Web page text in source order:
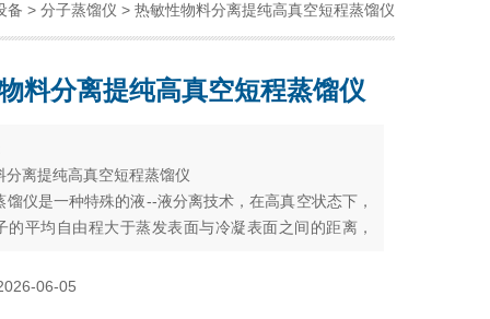
备 > 分子蒸馏仪 > 热敏性物料分离提纯高真空短程蒸馏仪
料分离提纯高真空短程蒸馏仪
分离提纯高真空短程蒸馏仪
馏仪是一种特殊的液--液分离技术，在高真空状态下，
的平均自由程大于蒸发表面与冷凝表面之间的距离，
06-05